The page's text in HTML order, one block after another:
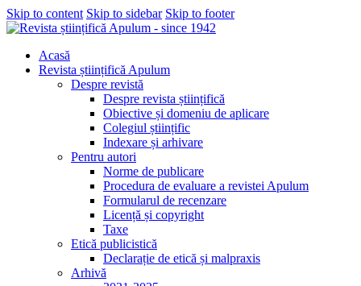
Skip to content Skip to sidebar Skip to footer
Acasă
Revista științifică Apulum
Despre revistă
Despre revista științifică
Obiective și domeniu de aplicare
Colegiul științific
Indexare și arhivare
Pentru autori
Norme de publicare
Procedura de evaluare a revistei Apulum
Formularul de recenzare
Licență și copyright
Taxe
Etică publicistică
Declarație de etică și malpraxis
Arhivă